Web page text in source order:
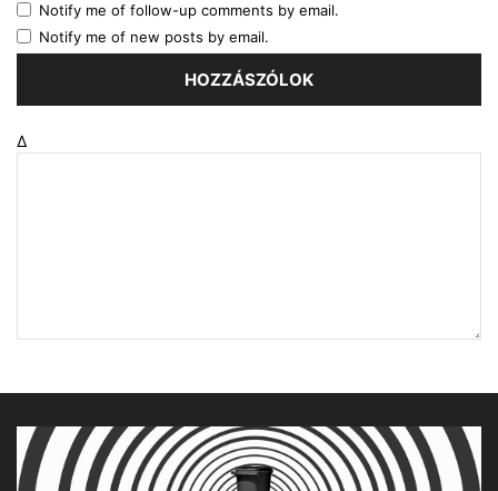
Notify me of follow-up comments by email.
Notify me of new posts by email.
Δ